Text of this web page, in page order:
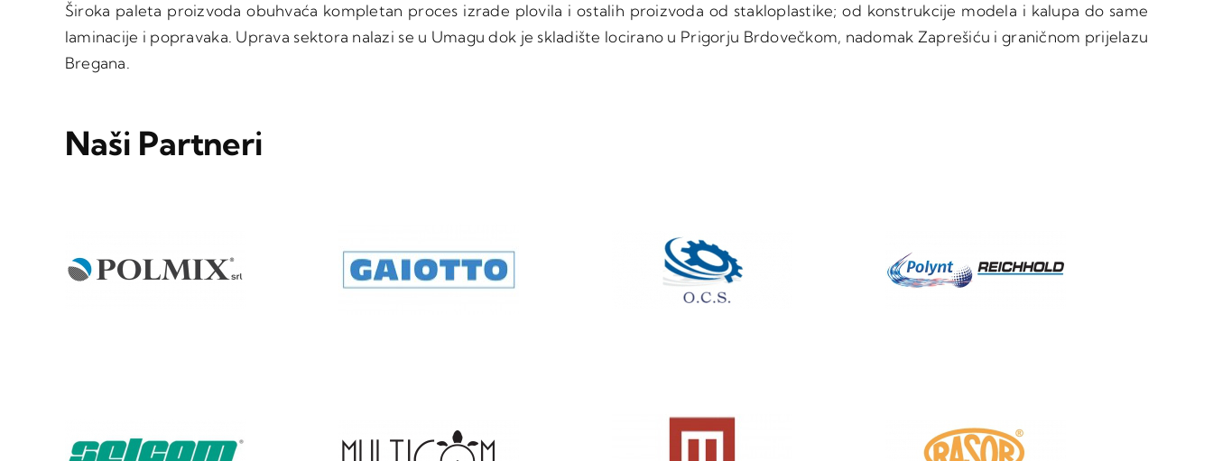
Široka paleta proizvoda obuhvaća kompletan proces izrade plovila i ostalih proizvoda od stakloplastike; od konstrukcije modela i kalupa do same
laminacije i popravaka. Uprava sektora nalazi se u Umagu dok je skladište locirano u Prigorju Brdovečkom, nadomak Zaprešiću i graničnom prijelazu
Bregana.
Naši Partneri